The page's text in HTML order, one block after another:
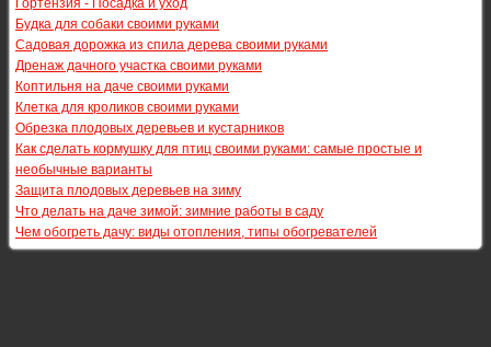
Гортензия - Посадка и уход
Будка для собаки своими руками
Садовая дорожка из спила дерева своими руками
Дренаж дачного участка своими руками
Коптильня на даче своими руками
Клетка для кроликов своими руками
Обрезка плодовых деревьев и кустарников
Как сделать кормушку для птиц своими руками: самые простые и
необычные варианты
Защита плодовых деревьев на зиму
Что делать на даче зимой: зимние работы в саду
Чем обогреть дачу: виды отопления, типы обогревателей